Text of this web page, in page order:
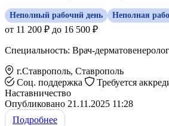
Неполный рабочий день Неполная
от 11 200 ₽ до 16 500 ₽
Специальность: Врач-дерматовенеролог
г.Ставрополь, Ставрополь
Соц. поддержка
Требуется
Наставничество
Опубликовано 21.11.2025 11:28
Подробнее